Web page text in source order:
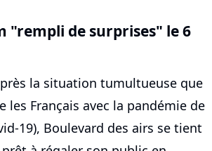
"rempli de surprises" le 6
la situation tumultueuse que
les Français avec la pandémie de
19), Boulevard des airs se tient